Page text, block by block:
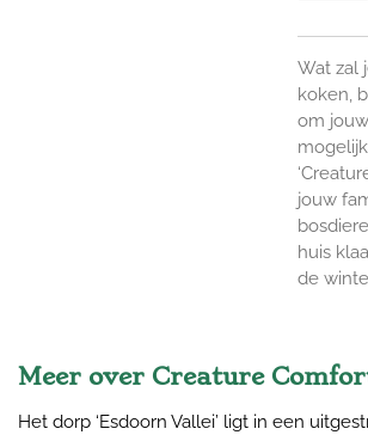
Wat zal
koken,
om
jouw
huis
de
Meer over Creature
Het dorp ‘Esdoorn Vallei’ ligt in een